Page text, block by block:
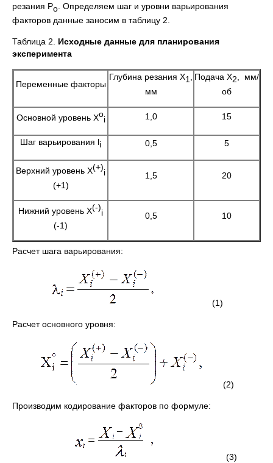
резания Ро . Определяем шаг и уровни варьирования
факторов данные заносим в таблицу 2.
Таблица 2. Исходные данные для планирования
эксперимента
Переменные факторы
Глубина резания X1,
мм
Подача X2, мм/
об
Основной уровень Xo
i 1,0 15
Шаг варьирования li 0,5 5
Верхний уровень X(+)
i
(+1)
1,5 20
Нижний уровень X(-)
i
(-1)
0,5 10
Расчет шага варьирования:
(1)
Расчет основного уровня:
(2)
Производим кодирование факторов по формуле:
(3)